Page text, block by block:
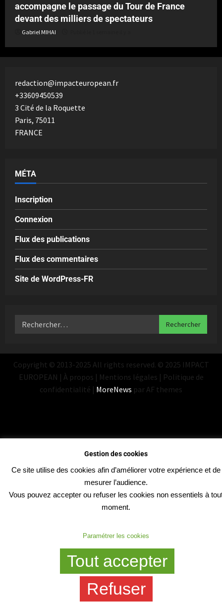
accompagne le passage du Tour de France
devant des milliers de spectateurs
Gabriel MIHAI
redaction@impacteuropean.fr
+33609450539
3 Cité de la Roquette
Paris, 75011
FRANCE
MÉTA
Inscription
Connexion
Flux des publications
Flux des commentaires
Site de WordPress-FR
Copyright © 2013-2025 All rights reserved. © 2025 IMPACT
EUROPEAN | À propos | Mentions légales | Politique de
confidentialité | MoreNews par AF themes
Gestion des cookies
Ce site utilise des cookies afin d’améliorer votre expérience et de
mesurer l’audience.
Vous pouvez accepter ou refuser les cookies non essentiels à
moment.
Paramétrer les cookies
Tout accepter
Refuser